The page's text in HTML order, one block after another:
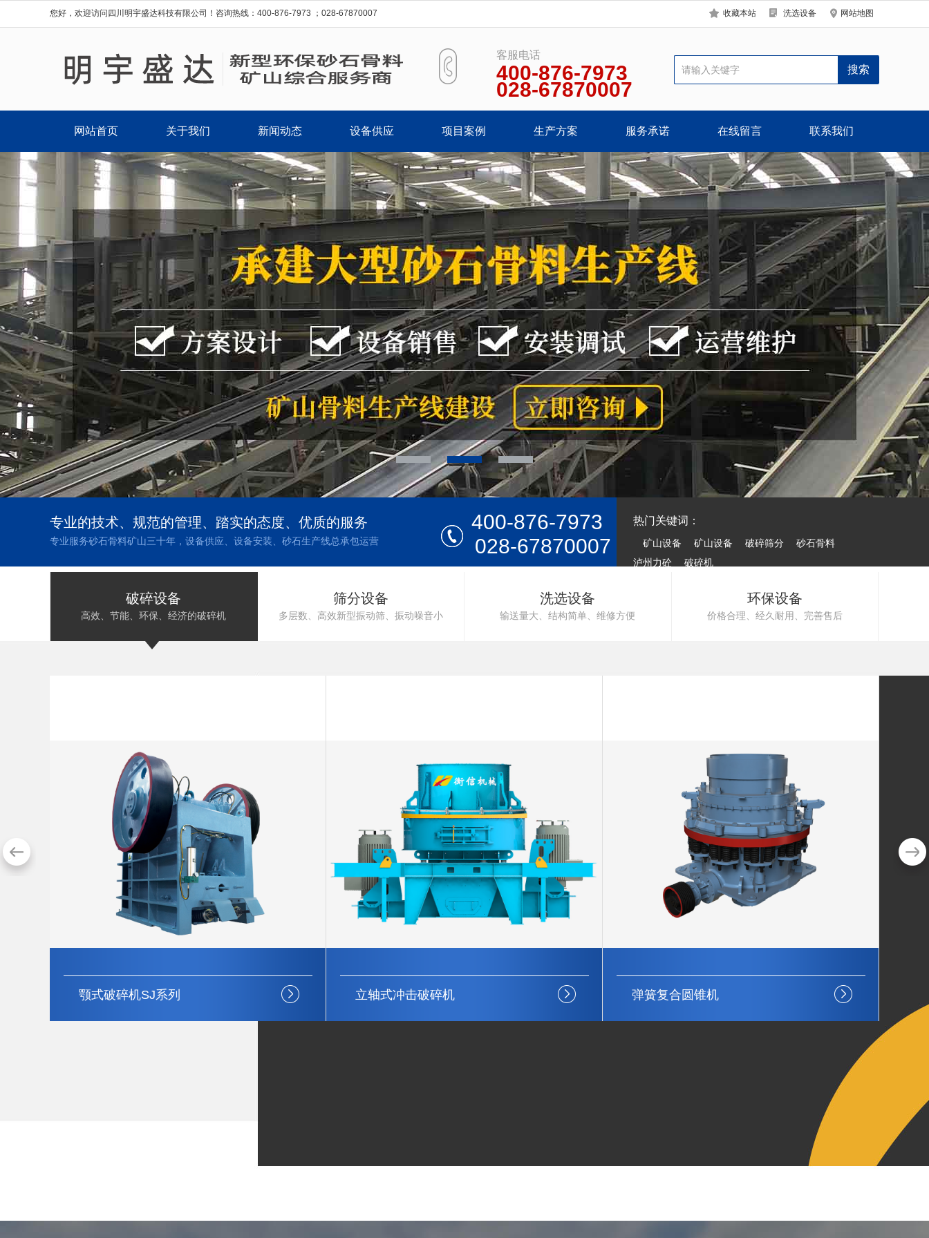
您好，欢迎访问四川明宇盛达科技有限公司！咨询热线：400-876-7973 ；028-67870007 收藏本站 洗选设备 网站地图
客服电话
400-876-7973
028-67870007
网站首页 关于我们 新闻动态 设备供应 项目案例 生产方案 服务承诺 在线留言 联系我们
专业的技术、规范的管理、踏实的态度、优质的服务
专业服务砂石骨料矿山三十年，设备供应、设备安装、砂石生产线总承包运营
400-876-7973
028-67870007
热门关键词：
矿山设备 矿山设备 破碎筛分
砂石骨料
泸州力砼
破碎机
破碎设备
高效、节能、环保、经济的破碎机
筛分设备
多层数、高效新型振动筛、振动噪音小
洗选设备
输送量大、结构简单、维修方便
环保设备
价格合理、经久耐用、完善售后
立轴式冲击破碎机 弹簧复合圆锥机 反击式破碎机